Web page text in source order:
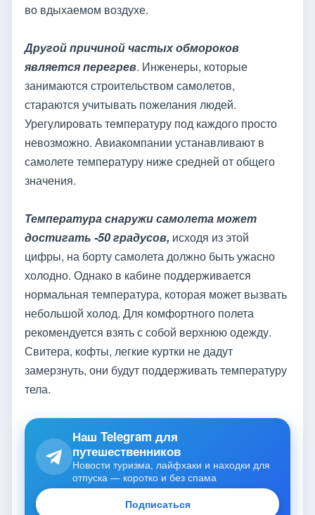
во вдыхаемом воздухе.
Другой причиной частых обмороков
является перегрев. Инженеры, которые
занимаются строительством самолетов,
стараются учитывать пожелания людей.
Урегулировать температуру под каждого просто
невозможно. Авиакомпании устанавливают в
самолете температуру ниже средней от общего
значения.
Температура снаружи самолета может
достигать -50 градусов, исходя из этой
цифры, на борту самолета должно быть ужасно
холодно. Однако в кабине поддерживается
нормальная температура, которая может вызвать
небольшой холод. Для комфортного полета
рекомендуется взять с собой верхнюю одежду.
Свитера, кофты, легкие куртки не дадут
замерзнуть, они будут поддерживать температуру
тела.
Наш Telegram для
путешественников
Новости туризма, лайфхаки и находки для
отпуска — коротко и без спама
Подписаться